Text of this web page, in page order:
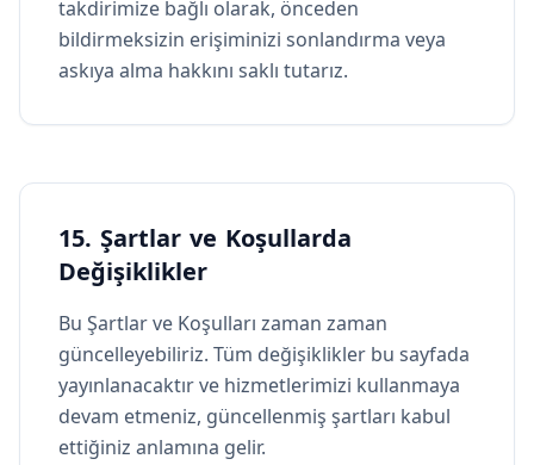
takdirimize bağlı olarak, önceden
bildirmeksizin erişiminizi sonlandırma veya
askıya alma hakkını saklı tutarız.
15. Şartlar ve Koşullarda
Değişiklikler
Bu Şartlar ve Koşulları zaman zaman
güncelleyebiliriz. Tüm değişiklikler bu sayfada
yayınlanacaktır ve hizmetlerimizi kullanmaya
devam etmeniz, güncellenmiş şartları kabul
ettiğiniz anlamına gelir.